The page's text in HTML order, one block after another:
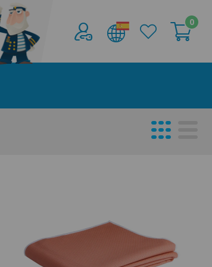
al
profesionales
ya a los mas de de 500 Profesionales de
0